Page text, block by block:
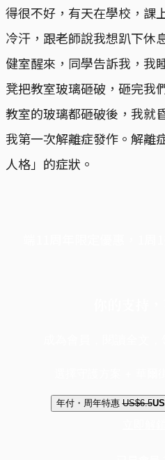
得很不好，有天在學校，課
冷汗，跟老師說我想趴下休
健室醒來，同學告訴我，我
凳把教室玻璃砸破，砸完我
教室的玻璃都砸破後，我就
我第一次解離症發作。解離
人格」的症狀。
年付・周年特惠 US$6.5